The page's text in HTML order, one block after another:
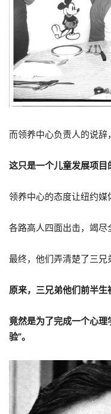
而领养中心负责人的说辞
这只是一个儿童发展项
领养中心的态度让纽约
各路高人四面出击，竭
最终，他们弄清楚了三
原来，三兄弟他们前半生
竟然是为了完成一个心
验”。